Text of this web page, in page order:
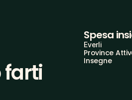
Spesa
Everli
Province
Insegne